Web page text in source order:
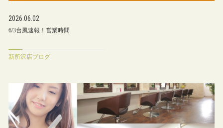
2026.06.02
6/3台風速報！営業時間
新所沢店ブログ